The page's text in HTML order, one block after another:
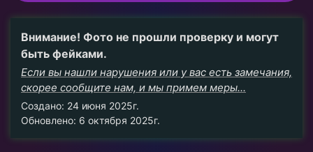
Внимание! Фото не прошли проверку и могут
быть фейками.
Если вы нашли нарушения или у вас есть замечания,
скорее сообщите нам, и мы примем меры...
Создано: 24 июня 2025г.
Обновлено: 6 октября 2025г.